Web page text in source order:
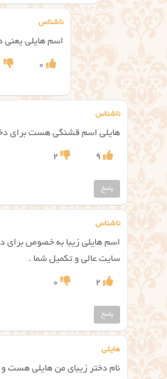
ناشناس
اسم هایلی یعنی
0
ناشناس
هایلی اسم قشنگی هست برای
9
2
پاسخ
ناشناس
اسم هایلی زیبا به خصوص برای
سایت عالی و تکمیل شما .
2
0
پاسخ
هایلی
نام دختر زیبای من هایلی هست